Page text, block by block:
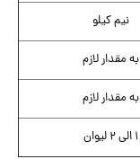
نیم کیلو
به مقدار لازم
به مقدار لازم
۱ الی ۲ لیوان